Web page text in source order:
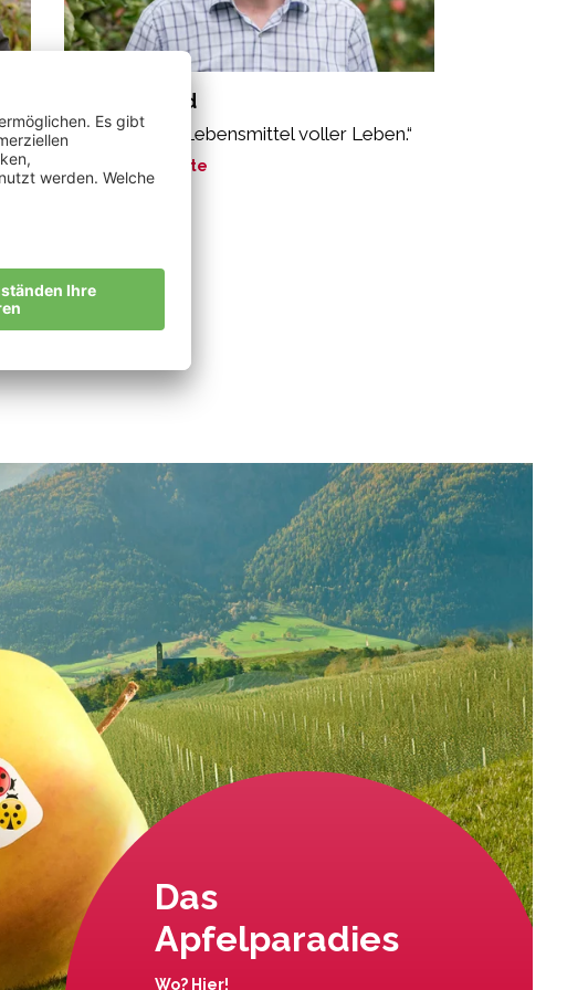
Karner Alfred
„Bioäpfel sind Lebensmittel voller Leben.“
Meine Geschichte
Das
Apfelparadies
Wo? Hier!